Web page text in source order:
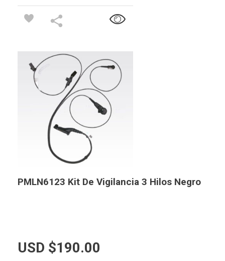
PMLN6123 Kit De Vigilancia 3 Hilos Negro
USD $190.00